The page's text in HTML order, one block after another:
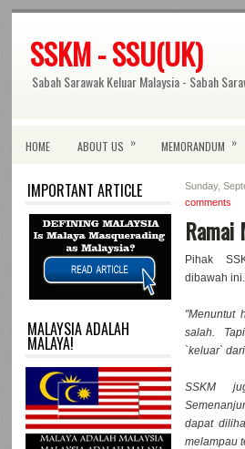
SSKM - SSU(UK)
Sabah Sarawak Keluar Malaysia - Sabah
HOME ABOUT US » MEMORANDUM »
IMPORTANT ARTICLE
MALAYSIA ADALAH
MALAYA!
Sunday,
comments
Ramai
Pihak
dibawah
"Menuntut
salah.
`keluar`
SSKM
dapat
melampau